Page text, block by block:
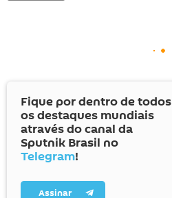
Fique por dentro de todos
os destaques mundiais
através do canal da
Sputnik Brasil no
Telegram!
Assinar